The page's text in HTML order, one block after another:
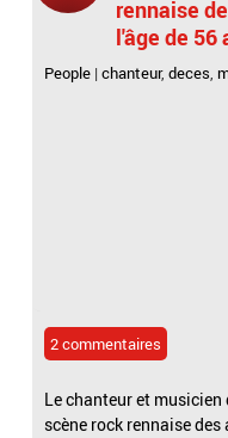
rennaise
l'âge de 56
People |chanteur,deces,
2 commentaires
Le chanteur et
scène rock rennaise des